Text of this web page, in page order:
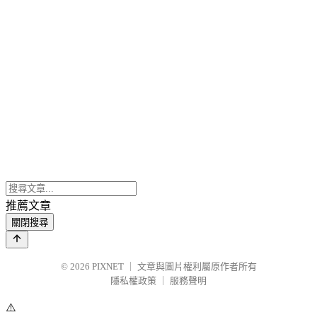
推薦文章
關閉搜尋
© 2026 PIXNET
文章與圖片權利屬原作者所有
隱私權政策
服務聲明
⚠️